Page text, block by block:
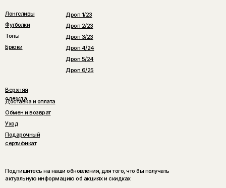
Лонгсливы
Футболки
Топы
Брюки
Дроп 1/23
Дроп 2/23
Дроп 3/23
Доставка и оплата
Обмен и возврат
Уход
Подарочный
сертификат
Подпишитесь на наши обновления, для того, что бы получать
актуальную информацию об акциях и скидках
Дроп 4/24
Дроп 5/24
Дроп 6/25
Верхняя
одежда